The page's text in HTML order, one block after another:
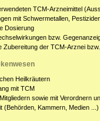
TCM-Arzneimittel
mit Schwermetallen,
Dosierung
bzw.
der TCM-Arznei
Heilkräutern
mit TCM
sowie mit Verordnern
Kammern, Medien ...)